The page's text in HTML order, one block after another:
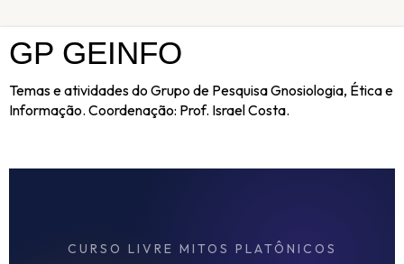
GP GEINFO
Temas e atividades do Grupo de Pesquisa Gnosiologia, Ética e
Informação. Coordenação: Prof. Israel Costa.
CURSO LIVRE MITOS PLATÔNICOS